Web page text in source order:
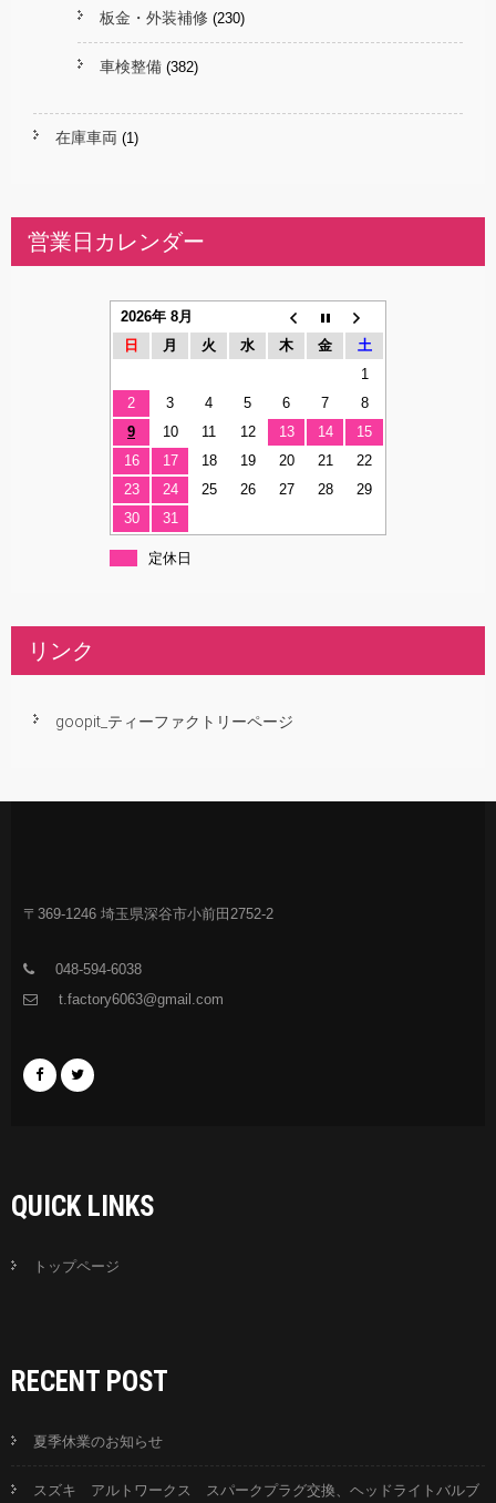
板金・外装補修 (230)
車検整備 (382)
在庫車両 (1)
営業日カレンダー
2026年 8月
日
月 火 水 木 金
土
1
2
3 4 5 6 7
8
9
10 11 12 13 14
15
16
17 18 19 20 21
22
23
24 25 26 27 28
29
30
31
定休日
リンク
goopit_ティーファクトリーページ
〒369-1246 埼玉県深谷市小前田2752-2
048-594-6038
t.factory6063@gmail.com
QUICK LINKS
トップページ
RECENT POST
夏季休業のお知らせ
スズキ アルトワークス スパークプラグ交換、ヘッドライトバルブ